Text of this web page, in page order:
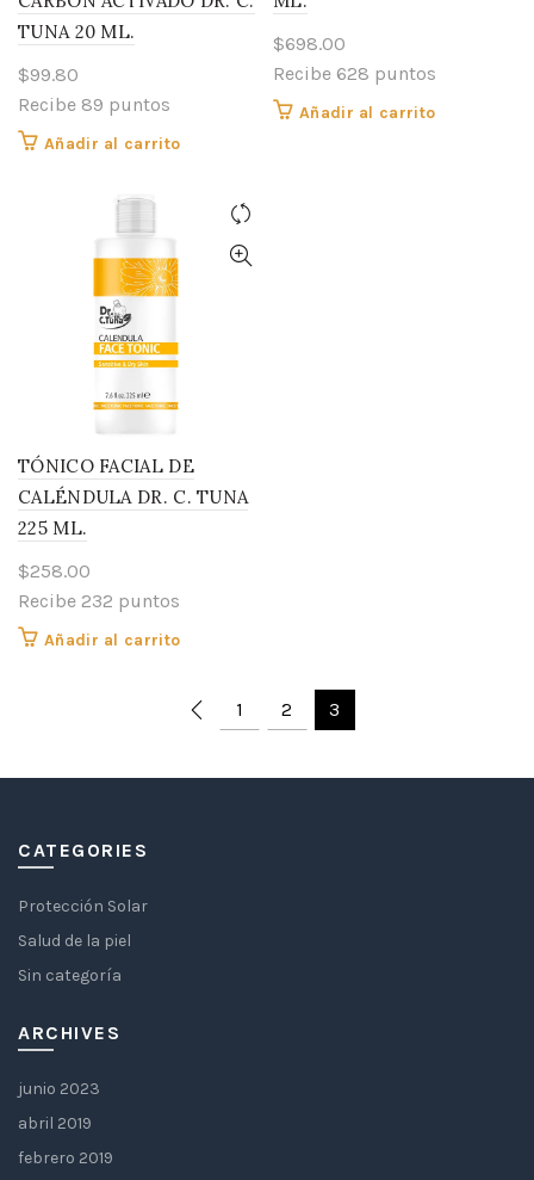
TUNA 20 ML.
$99.80
Recibe 89 puntos
Añadir al carrito
$698.00
Recibe 628 puntos
Añadir al carrito
TÓNICO FACIAL DE
CALÉNDULA DR. C. TUNA
225 ML.
$258.00
Recibe 232 puntos
Añadir al carrito
1 2 3
CATEGORIES
Protección Solar
Salud de la piel
Sin categoría
ARCHIVES
junio 2023
abril 2019
febrero 2019